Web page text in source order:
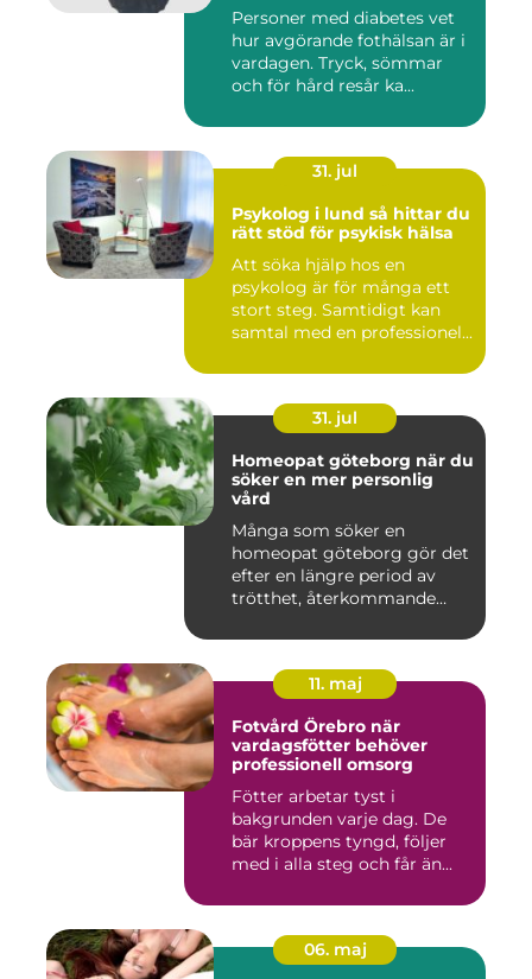
Personer med diabetes vet
hur avgörande fothälsan är i
vardagen. Tryck, sömmar
och för hård resår ka...
31. jul
Psykolog i lund så hittar du
rätt stöd för psykisk hälsa
Att söka hjälp hos en
psykolog är för många ett
stort steg. Samtidigt kan
samtal med en professionel...
31. jul
Homeopat göteborg när du
söker en mer personlig
vård
Många som söker en
homeopat göteborg gör det
efter en längre period av
trötthet, återkommande
11. maj
Fotvård Örebro när
vardagsfötter behöver
professionell omsorg
Fötter arbetar tyst i
bakgrunden varje dag. De
bär kroppens tyngd, följer
med i alla steg och får än...
06. maj